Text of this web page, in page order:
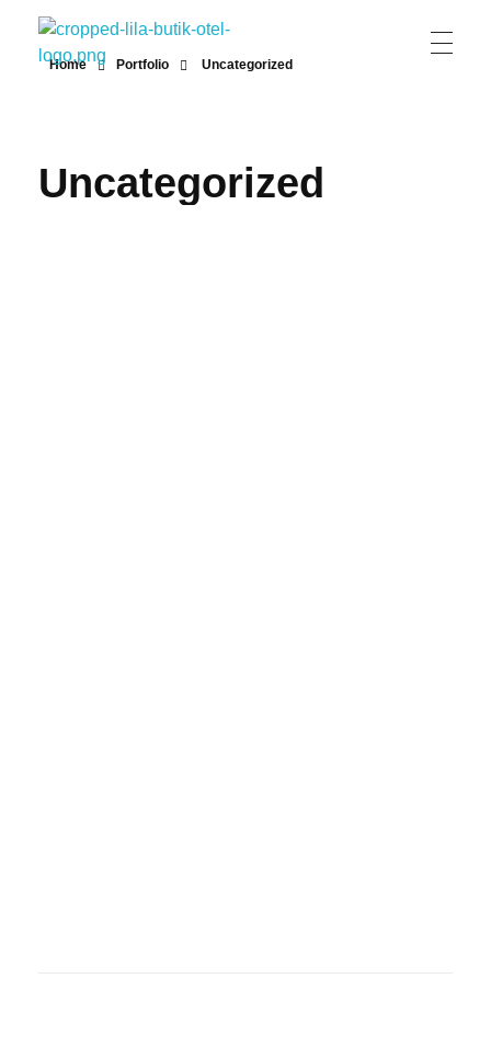
Home Portfolio Uncategorized
Uncategorized